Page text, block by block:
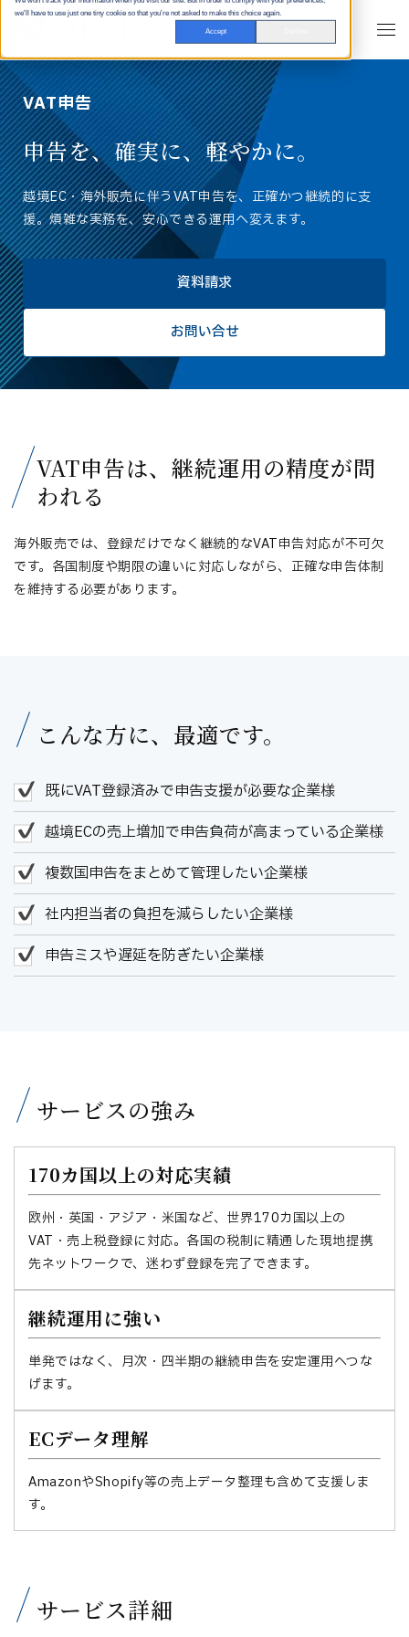
we'll have to use just one tiny cookie so that you're not asked to make this choice again.
Accept
VAT申告
申告を、確実に、軽やかに。
越境EC・海外販売に伴うVAT申告を、正確かつ継続的に支
援。煩雑な実務を、安心できる運用へ変えます。
資料請求
お問い合せ
VAT申告は、継続運用の精度が問
われる
海外販売では、登録だけでなく継続的なVAT申告対応が不可欠
です。各国制度や期限の違いに対応しながら、正確な申告体制
を維持する必要があります。
こんな方に、最適です。
既にVAT登録済みで申告支援が必要な企業様
越境ECの売上増加で申告負荷が高まっている企業様
複数国申告をまとめて管理したい企業様
社内担当者の負担を減らしたい企業様
申告ミスや遅延を防ぎたい企業様
サービスの強み
170カ国以上の対応実績
欧州・英国・アジア・米国など、世界170カ国以上の
VAT・売上税登録に対応。各国の税制に精通した現地提携
先ネットワークで、迷わず登録を完了できます。
継続運用に強い
単発ではなく、月次・四半期の継続申告を安定運用へつな
げます。
ECデータ理解
AmazonやShopify等の売上データ整理も含めて支援しま
す。
サービス詳細